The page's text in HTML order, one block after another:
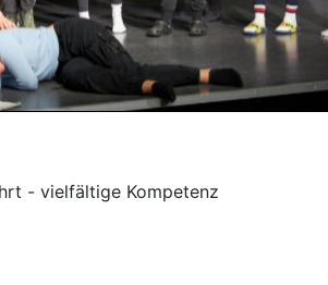
- vielfältige Kompetenz